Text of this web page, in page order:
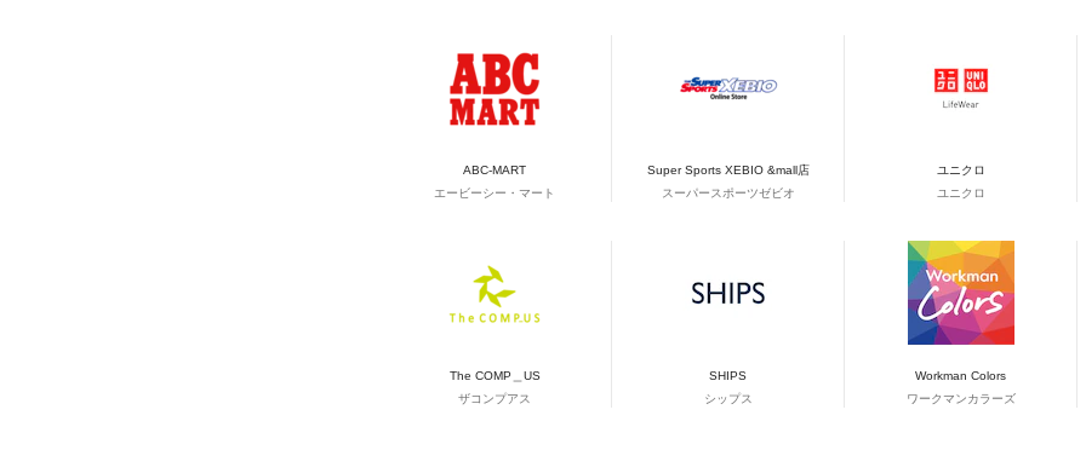
ABC-MART
エービーシー・マート
Super Sports XEBIO &mall店
スーパースポーツゼビオ
ユニクロ
ユニクロ
The COMP＿US
ザコンプアス
SHIPS
シップス
Workman Colors
ワークマンカラーズ